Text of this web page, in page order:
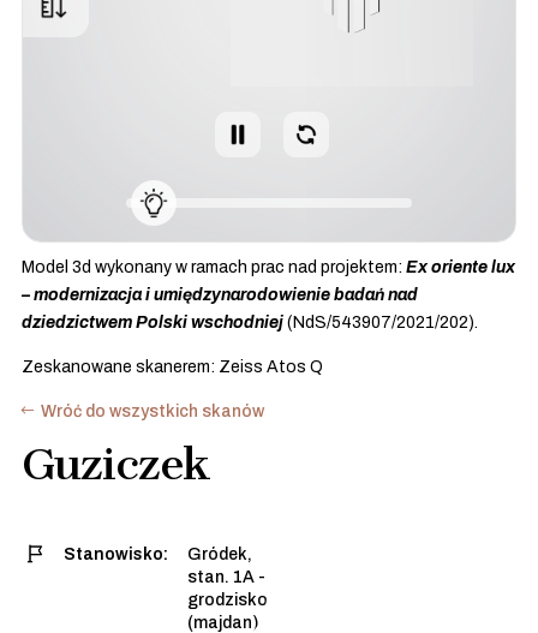
Model 3d wykonany w ramach prac nad projektem: Ex oriente lux
– modernizacja i umiędzynarodowienie badań nad
dziedzictwem Polski wschodniej (NdS/543907/2021/202).
Zeskanowane skanerem: Zeiss Atos Q
Wróć do wszystkich skanów
Guziczek
Stanowisko:
Gródek,
stan. 1A -
grodzisko
(majdan)